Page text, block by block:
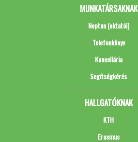
MUNKATÁRSAKNAK
Neptun (oktatói)
Telefonkönyv
Kancellária
Segítségkérés
HALLGATÓKNAK
KTH
Erasmus